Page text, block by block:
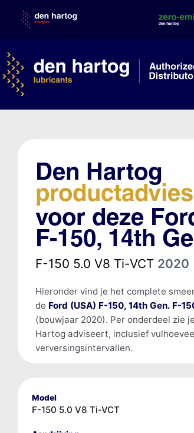
content
Den Hartog
productadvies
voor deze
F-150, 14th
F-150 5.0 V8 Ti-VCT 2020
Hieronder vind je het complete
de Ford (USA) F-150, 14th Gen. F-
(bouwjaar 2020). Per onderdeel zie
Hartog adviseert, inclusief
verversingsintervallen.
Model
F-150 5.0 V8 Ti-VCT